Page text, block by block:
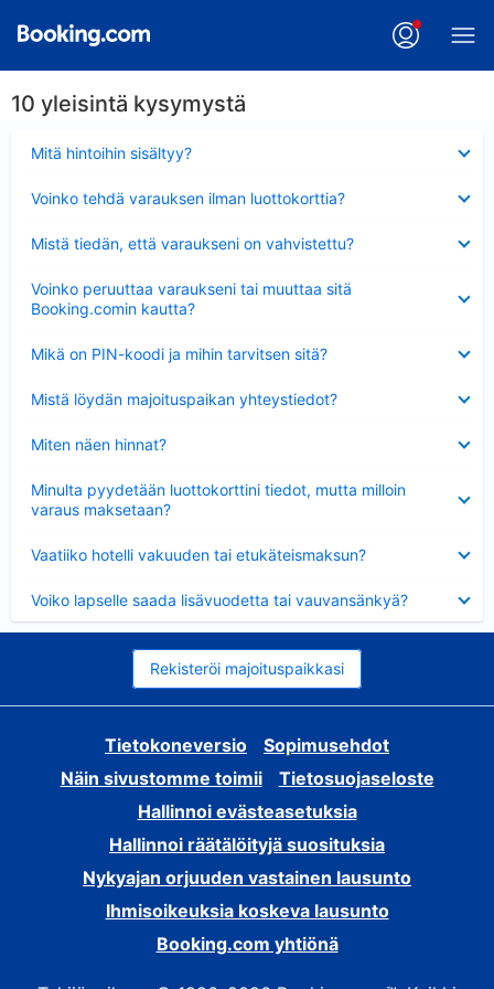
10 yleisintä kysymystä
Mitä hintoihin sisältyy?
Voinko tehdä varauksen ilman luottokorttia?
Mistä tiedän, että varaukseni on vahvistettu?
Voinko peruuttaa varaukseni tai muuttaa sitä
Booking.comin kautta?
Mikä on PIN-koodi ja mihin tarvitsen sitä?
Mistä löydän majoituspaikan yhteystiedot?
Miten näen hinnat?
Minulta pyydetään luottokorttini tiedot, mutta milloin
varaus maksetaan?
Vaatiiko hotelli vakuuden tai etukäteismaksun?
Voiko lapselle saada lisävuodetta tai vauvansänkyä?
Rekisteröi majoituspaikkasi
Tietokoneversio
Sopimusehdot
Näin sivustomme toimii
Tietosuojaseloste
Hallinnoi evästeasetuksia
Hallinnoi räätälöityjä suosituksia
Nykyajan orjuuden vastainen lausunto
Ihmisoikeuksia koskeva lausunto
Booking.com yhtiönä